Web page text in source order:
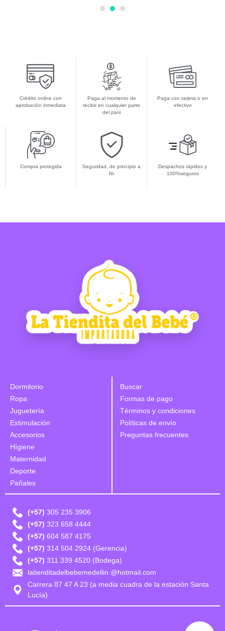
Crédito online con
aprobación inmediata
Paga al momento de
recibir en cualquier parte
del país
Paga con tarjeta o en
efectivo
Compra protegida
Seguridad, de principio a
fin
Despachos rápidos y
100%seguros
Dormitorio
Ropa
Juguetería
Estimulación
Accesorios
Hígiene
Maternidad
Deporte
Pañales
Buscar
Formas de pago
Términos y condiciones
Políticas de envío
Preguntas frecuentes
(+57) 305 235 3906
(+57) 323 658 4444
(+57) 604 587 4175
(+57) 314 504 2924 (Gerencia)
(+57) 311 339 4520 (Bodega)
latienditadelbebemedellin @hotmail.com
Carrera 87 47 A 23 (a media cuadra de la estación Santa
Lucía)